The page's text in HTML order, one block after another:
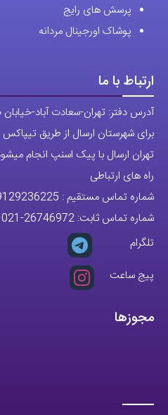
پرسش های رایج
پوشاک اورجینال مردانه
ارتباط با ما
آدرس دفتر: تهران-سعادت آباد-خیابان
برای شهرستان ارسال از طریق تیپاکس
تهران ارسال با پیک اسنپ انجام
راه های ارتباطی
شماره تماس مستقیم :
شماره تماس ثابت: 26746972
-021
تلگرام
پیج ساعت
مجوزها